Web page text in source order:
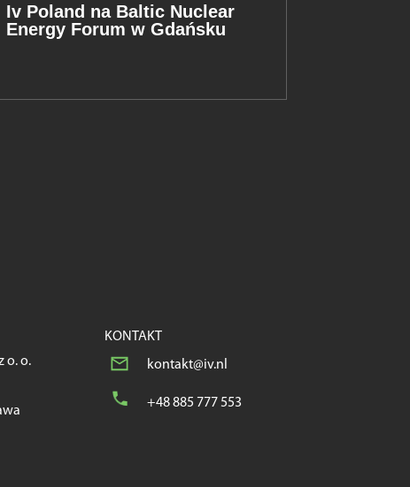
Iv Poland na Baltic Nuclear
Energy Forum w Gdańsku
o. o.
KONTAKT
kontakt@iv.nl
+48 885 777 553